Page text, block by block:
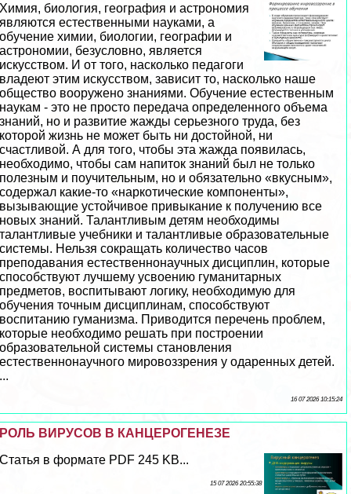
Химия, биология, география и астрономия
являются естественными науками, а
обучение химии, биологии, географии и
астрономии, безусловно, является
искусством. И от того, насколько педагоги
владеют этим искусством, зависит то, насколько наше
общество вооружено знаниями. Обучение естественным
наукам - это не просто передача определенного объема
знаний, но и развитие жажды серьезного труда, без
которой жизнь не может быть ни достойной, ни
счастливой. А для того, чтобы эта жажда появилась,
необходимо, чтобы сам напиток знаний был не только
полезным и поучительным, но и обязательно «вкусным»,
содержал какие-то «наркотические компоненты»,
вызывающие устойчивое привыкание к получению все
новых знаний. Талантливым детям необходимы
талантливые учебники и талантливые образовательные
системы. Нельзя сокращать количество часов
преподавания естественнонаучных дисциплин, которые
способствуют лучшему усвоению гуманитарных
предметов, воспитывают логику, необходимую для
обучения точным дисциплинам, способствуют
воспитанию гуманизма. Приводится перечень проблем,
которые необходимо решать при построении
образовательной системы становления
естественнонаучного мировоззрения у одаренных детей.
...
16 07 2026 10:15:24
РОЛЬ ВИРУСОВ В КАНЦЕРОГЕНЕЗЕ
Статья в формате PDF 245 KB...
15 07 2026 20:55:38